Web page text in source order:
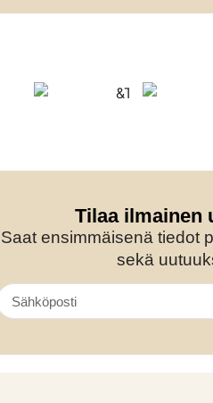
Tilaa ilmainen
Saat ensimmäisenä tiedot
sekä